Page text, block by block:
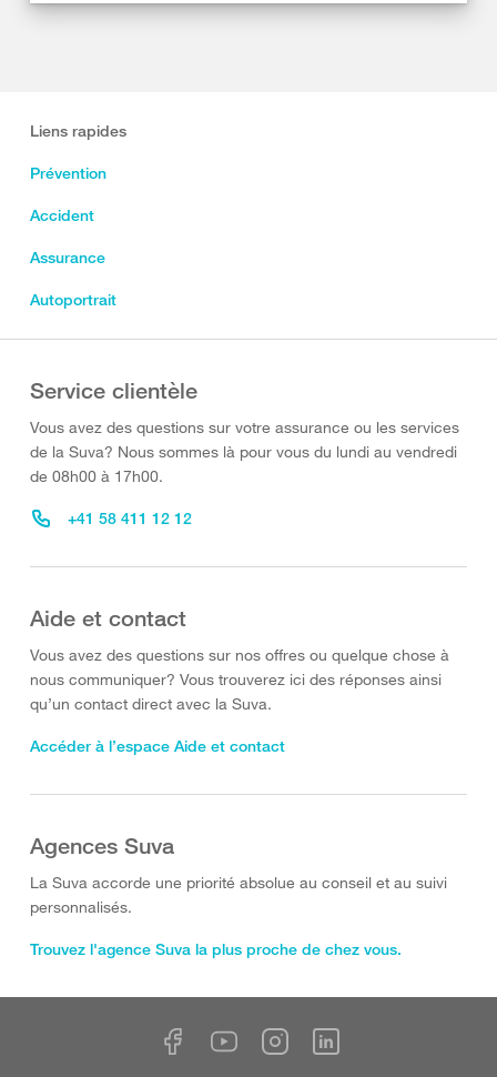
Liens rapides
Prévention
Accident
Assurance
Autoportrait
Service clientèle
Vous avez des questions sur votre assurance ou les services
de la Suva? Nous sommes là pour vous du lundi au vendredi
de 08h00 à 17h00.
+41 58 411 12 12
Aide et contact
Vous avez des questions sur nos offres ou quelque chose à
nous communiquer? Vous trouverez ici des réponses ainsi
qu’un contact direct avec la Suva.
Accéder à l’espace Aide et contact
Agences Suva
La Suva accorde une priorité absolue au conseil et au suivi
personnalisés.
Trouvez l'agence Suva la plus proche de chez vous.